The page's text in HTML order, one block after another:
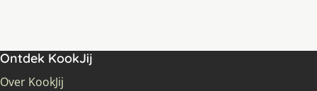
Ontdek KookJij
Over KookJij